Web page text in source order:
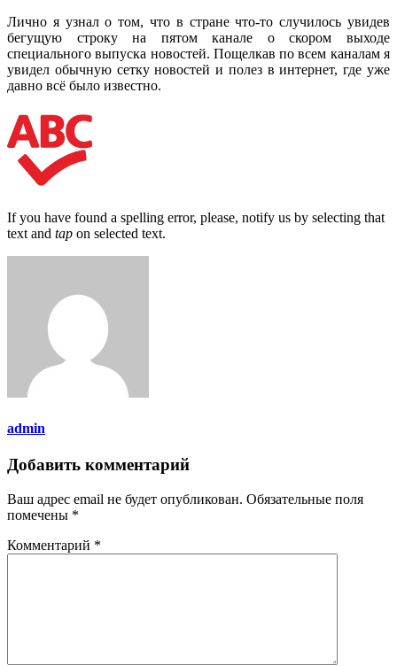
Лично я узнал о том, что в стране что-то случилось увидев
бегущую строку на пятом канале о скором выходе
специального выпуска новостей. Пощелкав по всем каналам я
увидел обычную сетку новостей и полез в интернет, где уже
давно всё было известно.
If you have found a spelling error, please, notify us by selecting that
text and tap on selected text.
admin
Добавить комментарий
Ваш адрес email не будет опубликован. Обязательные поля
помечены *
Комментарий *